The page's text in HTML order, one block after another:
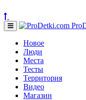
Новое
Люди
Места
Тесты
Территория
Видео
Магазин